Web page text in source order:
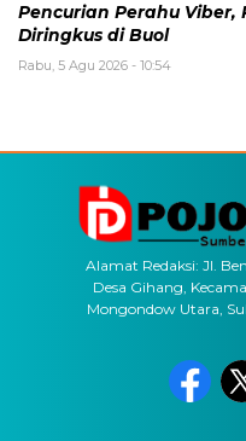
Pencurian Perahu Viber,
Diringkus di Buol
Rabu, 5 Agu 2026 - 10:54
Alamat Redaksi: Jl.
Desa Gihang,
Mongondow Utara,